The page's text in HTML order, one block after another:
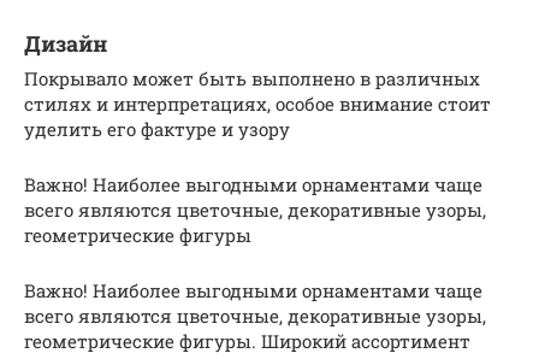
Дизайн
Покрывало может быть выполнено в различных
стилях и интерпретациях, особое внимание стоит
уделить его фактуре и узору
Важно! Наиболее выгодными орнаментами чаще
всего являются цветочные, декоративные узоры,
геометрические фигуры
Важно! Наиболее выгодными орнаментами чаще
всего являются цветочные, декоративные узоры,
геометрические фигуры. Широкий ассортимент